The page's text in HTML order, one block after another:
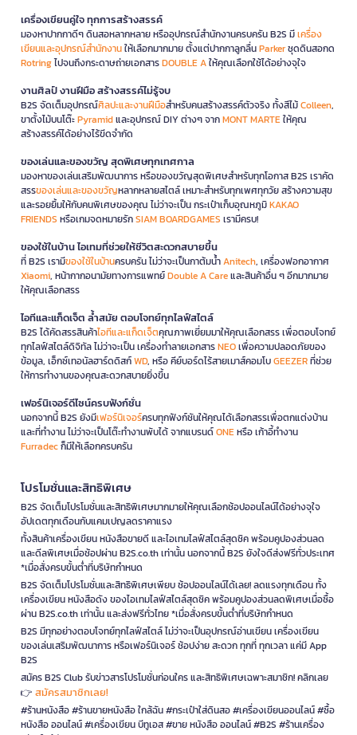
เครื่องเขียนคู่ใจ ทุกการสร้างสรรค์
มองหาปากกาดีๆ ดินสอหลากหลาย หรืออุปกรณ์สำนักงานครบครัน B2S มีเครื่อง
เขียนและอุปกรณ์สำนักงานให้เลือกมากมาย ตั้งแต่ปากกาลูกลื่นParkerชุดดินสอกด
Rotringไปจนถึงกระดาษถ่ายเอกสารDOUBLE Aให้คุณเลือกใช้ได้อย่างจุใจ
งานศิลป์ งานฝีมือ สร้างสรรค์ไม่รู้จบ
B2S จัดเต็มอุปกรณ์ศิลปะและงานฝีมือสำหรับคนสร้างสรรค์ตัวจริง ทั้งสีไม้Colleen,
ขาตั้งไม้บนโต๊ะPyramidและอุปกรณ์ DIY ต่างๆ จากMONT MARTEให้คุณ
สร้างสรรค์ได้อย่างไร้ขีดจำกัด
ของเล่นและของขวัญ สุดพิเศษทุกเทศกาล
มองหาของเล่นเสริมพัฒนาการ หรือของขวัญสุดพิเศษสำหรับทุกโอกาส B2S เราคัด
สรรของเล่นและของขวัญหลากหลายสไตล์ เหมาะสำหรับทุกเพศทุกวัย สร้างความสุข
และรอยยิ้มให้กับคนพิเศษของคุณ ไม่ว่าจะเป็น กระเป๋าเก็บอุณหภูมิKAKAO
FRIENDS หรือเกมจดหมายรักSIAM BOARDGAMES เรามีครบ!
ของใช้ในบ้าน ไอเทมที่ช่วยให้ชีวิตสะดวกสบายขึ้น
ที่ B2S เรามีของใช้ในบ้านครบครัน ไม่ว่าจะเป็นกาต้มน้ำAnitech, เครื่องฟอกอากาศ
Xiaomi, หน้ากากอนามัยทางการแพทย์Double A Careและสินค้าอื่น ๆ อีกมากมาย
ให้คุณเลือกสรร
ไอทีและแก็ดเจ็ต ล้ำสมัย ตอบโจทย์ทุกไลฟ์สไตล์
B2S ได้คัดสรรสินค้าไอทีและแก็ดเจ็ตคุณภาพเยี่ยมมาให้คุณเลือกสรร เพื่อตอบโจทย์
ทุกไลฟ์สไตล์ดิจิทัล ไม่ว่าจะเป็น เครื่องทำลายเอกสารNEOเพื่อความปลอดภัยของ
ข้อมูล, เอ็กซ์เทอนัลฮาร์ดดิสก์WD, หรือ คีย์บอร์ดไร้สายเมาส์คอมโบGEEZERที่ช่วย
ให้การทำงานของคุณสะดวกสบายยิ่งขึ้น
เฟอร์นิเจอร์ดีไซน์ครบฟังก์ชั่น
นอกจากนี้ B2S ยังมีเฟอร์นิเจอร์ครบทุกฟังก์ชันให้คุณได้เลือกสรรเพื่อตกแต่งบ้าน
และที่ทำงาน ไม่ว่าจะเป็นโต๊ะทำงานพับได้ จากแบรนด์ONEหรือ เก้าอี้ทำงาน
Furradecก็มีให้เลือกครบครัน
โปรโมชั่นและสิทธิพิเศษ
B2S จัดเต็มโปรโมชั่นและสิทธิพิเศษมากมายให้คุณเลือกช้อปออนไลน์ได้อย่างจุใจ
อัปเดตทุกเดือนกับแคมเปญลดราคาแรง
ทั้งสินค้าเครื่องเขียน หนังสือขายดี และไอเทมไลฟ์สไตล์สุดชิค พร้อมคูปองส่วนลด
และดีลพิเศษเมื่อช้อปผ่าน B2S.co.th เท่านั้น นอกจากนี้ B2S ยังใจดีส่งฟรีทั่วประเทศ
*เมื่อสั่งครบขั้นต่ำที่บริษัทกำหนด
B2S จัดเต็มโปรโมชั่นและสิทธิพิเศษเพียบ ช้อปออนไลน์ได้เลย! ลดแรงทุกเดือน ทั้ง
เครื่องเขียน หนังสือดัง ของไอเทมไลฟ์สไตล์สุดชิค พร้อมคูปองส่วนลดพิเศษเมื่อซื้อ
ผ่าน B2S.co.th เท่านั้น และส่งฟรีทั่วไทย *เมื่อสั่งครบขั้นต่ำที่บริษัทกำหนด
B2S มีทุกอย่างตอบโจทย์ทุกไลฟ์สไตล์ ไม่ว่าจะเป็นอุปกรณ์อ่านเขียน เครื่องเขียน
ของเล่นเสริมพัฒนาการ หรือเฟอร์นิเจอร์ ช้อปง่าย สะดวก ทุกที่ ทุกเวลา แค่มี App
B2S
สมัคร B2S Club รับข่าวสารโปรโมชั่นก่อนใคร และสิทธิพิเศษเฉพาะสมาชิก! คลิกเลย
👉 สมัครสมาชิกเลย!
#ร้านหนังสือ #ร้านขายหนังสือ ใกล้ฉัน #กระเป๋าใส่ดินสอ #เครื่องเขียนออนไลน์ #ซื้อ
หนังสือ ออนไลน์ #เครื่องเขียน บีทูเอส #ขาย หนังสือ ออนไลน์ #B2S #ร้านเครื่อง